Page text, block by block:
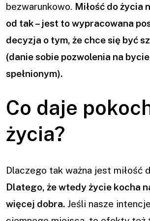
bezwarunkowo. Miłość do życia
od tak – jest to wypracowana
decyzja o tym, że chce się być
(danie sobie pozwolenia na
spełnionym).
Co daje
życia?
Dlaczego tak ważna jest miłość
Dlatego, że wtedy życie kocha
więcej dobra. Jeśli nasze